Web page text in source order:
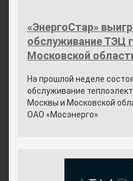
«ЭнергоСтар»
обслуживание ТЭЦ
Московской
На прошлой неделе
обслуживание
Москвы и Московской
ОАО «Мосэнерго»